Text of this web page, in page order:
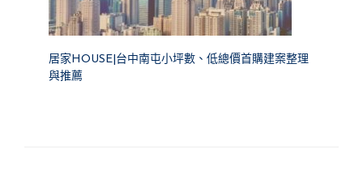
居家HOUSE|台中南屯小坪數、低總價首購建案整理
與推薦